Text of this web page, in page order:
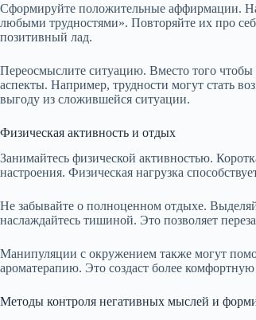
Сформируйте положительные аффирмации.
любыми трудностями». Повторяйте их про
позитивный лад.
Переосмыслите ситуацию. Вместо того чтобы
аспекты. Например, трудности могут стать
выгоду из сложившейся ситуации.
Физическая активность и отдых
Занимайтесь физической активностью.
настроения. Физическая нагрузка
Не забывайте о полноценном отдыхе.
наслаждайтесь тишиной. Это позволяет
Манипуляции с окружением также могут
ароматерапию. Это создаст более
Методы контроля негативных мыслей и